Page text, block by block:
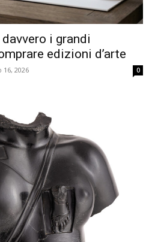
i grandi
edizioni d’arte
16, 2026 0